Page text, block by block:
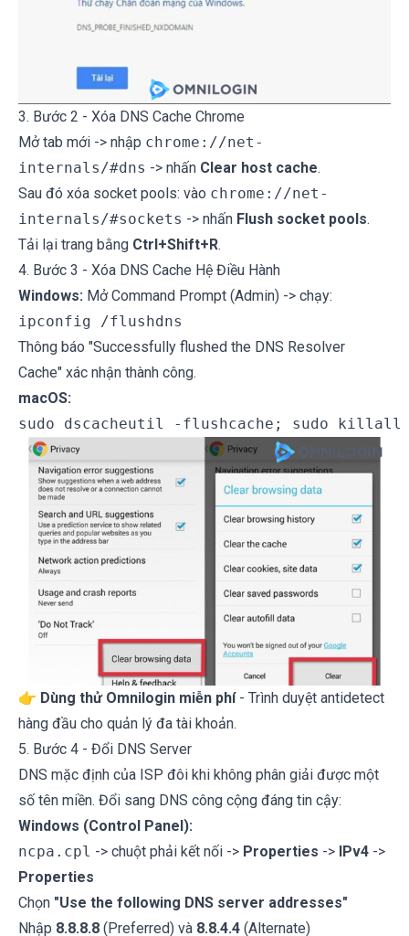
3. Bước 2 - Xóa DNS Cache Chrome
Mở tab mới -> nhập chrome://net-
internals/#dns -> nhấn Clear host cache.
Sau đó xóa socket pools: vào chrome://net-
internals/#sockets -> nhấn Flush socket pools.
Tải lại trang bằng Ctrl+Shift+R.
4. Bước 3 - Xóa DNS Cache Hệ Điều Hành
Windows: Mở Command Prompt (Admin) -> chạy:
Thông báo "Successfully flushed the DNS Resolver
Cache" xác nhận thành công.
macOS:
👉 Dùng thử Omnilogin miễn phí- Trình duyệt antidetect
hàng đầu cho quản lý đa tài khoản.
5. Bước 4 - Đổi DNS Server
DNS mặc định của ISP đôi khi không phân giải được một
số tên miền. Đổi sang DNS công cộng đáng tin cậy:
Windows (Control Panel):
ncpa.cpl -> chuột phải kết nối -> Properties -> IPv4 ->
Properties
Chọn "Use the following DNS server addresses"
Nhập 8.8.8.8 (Preferred) và 8.8.4.4 (Alternate)